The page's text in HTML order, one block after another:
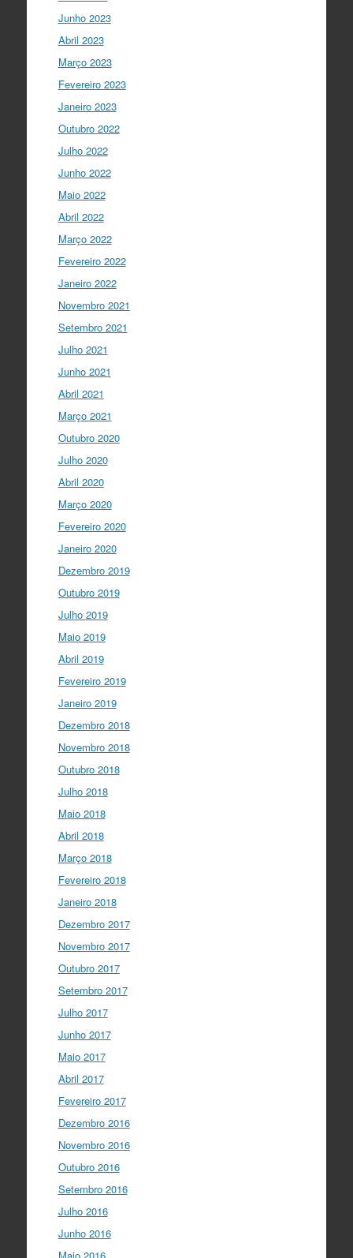
Ciência Viva
cultura científica no futuro da Europa
em direto do
twitter.com/i/web/status/1…
I Gulbenkian Ciência
@EMBO
@ERC_Research
@IGCiencia
Junho 2023
Abril 2023
Março 2023
Fevereiro 2023
Janeiro 2023
Outubro 2022
Julho 2022
Junho 2022
Maio 2022
Abril 2022
Março 2022
Fevereiro 2022
Janeiro 2022
Novembro 2021
Setembro 2021
Julho 2021
Junho 2021
Abril 2021
Março 2021
Outubro 2020
Julho 2020
Abril 2020
Março 2020
Fevereiro 2020
Janeiro 2020
Dezembro 2019
Outubro 2019
Julho 2019
Maio 2019
Abril 2019
Fevereiro 2019
Janeiro 2019
Dezembro 2018
Novembro 2018
Outubro 2018
Julho 2018
Maio 2018
Abril 2018
Março 2018
Fevereiro 2018
Janeiro 2018
Dezembro 2017
Novembro 2017
Outubro 2017
Setembro 2017
Julho 2017
Junho 2017
Maio 2017
Abril 2017
Fevereiro 2017
Dezembro 2016
Novembro 2016
Outubro 2016
Setembro 2016
Julho 2016
Junho 2016
Maio 2016